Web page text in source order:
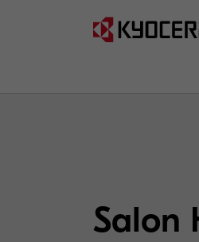
Salon